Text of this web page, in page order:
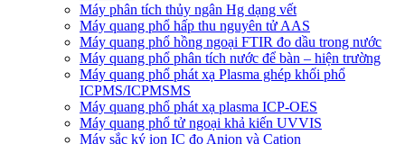
Máy phân tích thủy ngân Hg dạng vết
Máy quang phổ hấp thu nguyên tử AAS
Máy quang phổ hồng ngoại FTIR đo dầu trong nước
Máy quang phổ phân tích nước để bàn – hiện trường
Máy quang phổ phát xạ Plasma ghép khối phổ
ICPMS/ICPMSMS
Máy quang phổ phát xạ plasma ICP-OES
Máy quang phổ tử ngoại khả kiến UVVIS
Máy sắc ký ion IC đo Anion và Cation